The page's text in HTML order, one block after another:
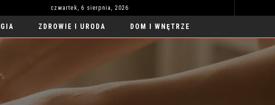
czwartek, 6 sierpnia, 2026
ZDROWIE I URODA DOM I WNĘTRZE